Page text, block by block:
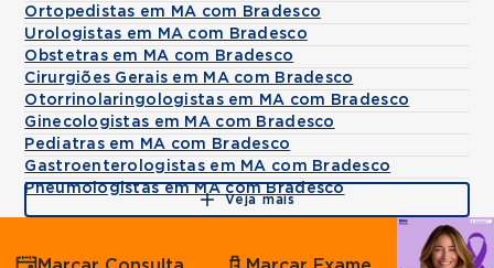
Ortopedistas em MA com Bradesco
Urologistas em MA com Bradesco
Obstetras em MA com Bradesco
Cirurgiões Gerais em MA com Bradesco
Otorrinolaringologistas em MA com Bradesco
Ginecologistas em MA com Bradesco
Pediatras em MA com Bradesco
Gastroenterologistas em MA com Bradesco
Pneumologistas em MA com Bradesco
Veja mais
Agende